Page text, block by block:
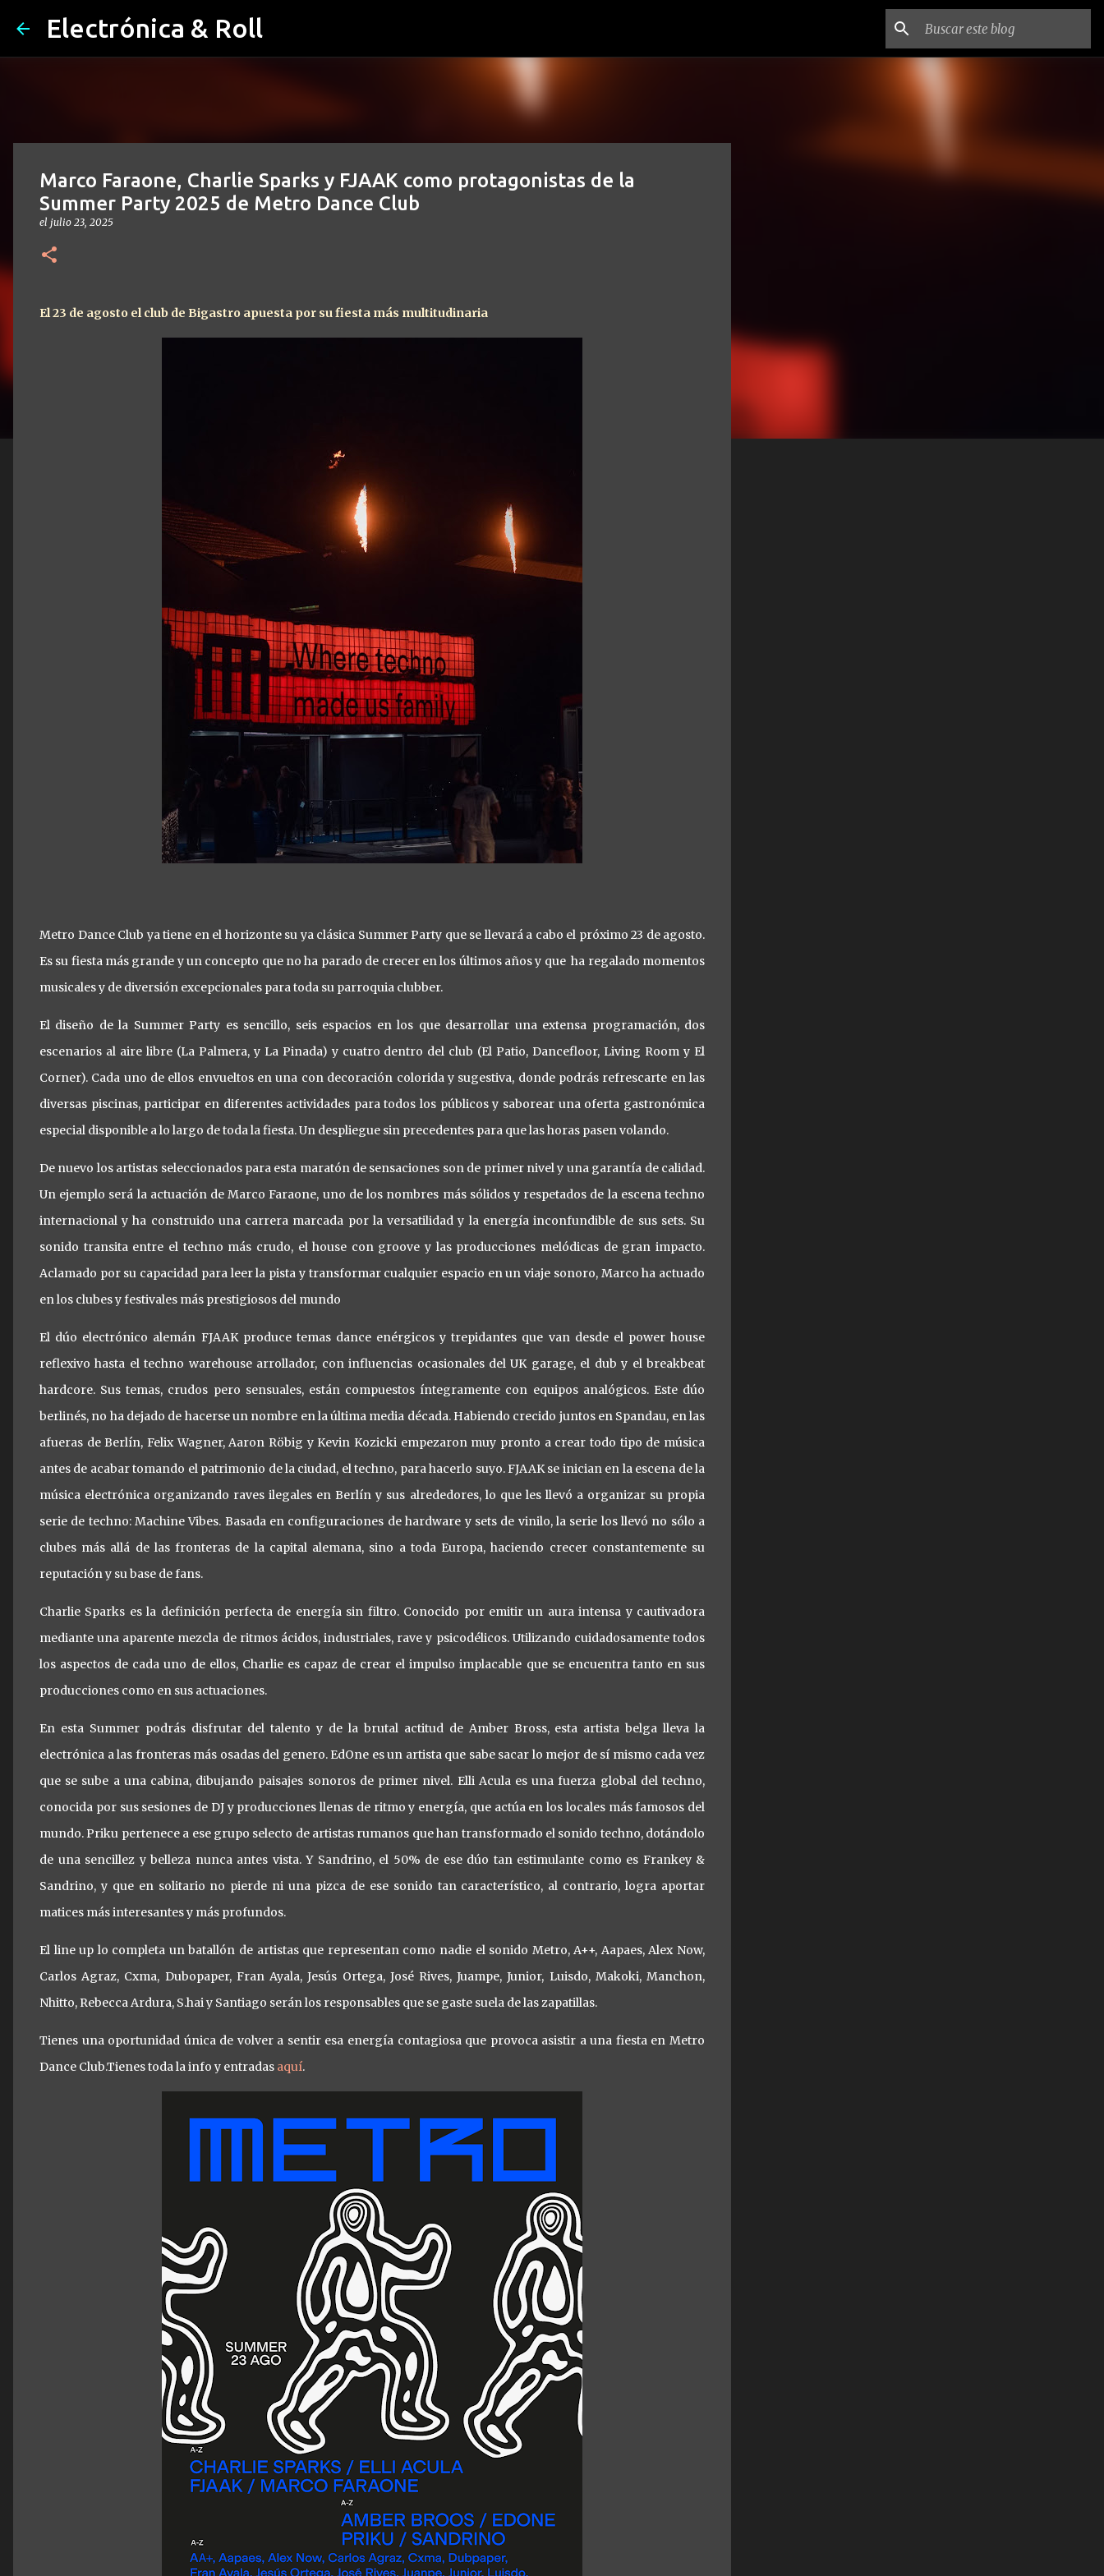
Electrónica & Roll
Marco Faraone, Charlie Sparks y FJAAK como protagonistas de la
Summer Party 2025 de Metro Dance Club
el julio 23, 2025
El 23 de agosto el club de Bigastro apuesta por su fiesta más multitudinaria
Metro Dance Club ya tiene en el horizonte su ya clásica Summer Party que se llevará a cabo el próximo 23 de agosto.
Es su fiesta más grande y un concepto que no ha parado de crecer en los últimos años y que ha regalado momentos
musicales y de diversión excepcionales para toda su parroquia clubber.
El diseño de la Summer Party es sencillo, seis espacios en los que desarrollar una extensa programación, dos
escenarios al aire libre (La Palmera, y La Pinada) y cuatro dentro del club (El Patio, Dancefloor, Living Room y El
Corner). Cada uno de ellos envueltos en una con decoración colorida y sugestiva, donde podrás refrescarte en las
diversas piscinas, participar en diferentes actividades para todos los públicos y saborear una oferta gastronómica
especial disponible a lo largo de toda la fiesta. Un despliegue sin precedentes para que las horas pasen volando.
De nuevo los artistas seleccionados para esta maratón de sensaciones son de primer nivel y una garantía de calidad.
Un ejemplo será la actuación de Marco Faraone, uno de los nombres más sólidos y respetados de la escena techno
internacional y ha construido una carrera marcada por la versatilidad y la energía inconfundible de sus sets. Su
sonido transita entre el techno más crudo, el house con groove y las producciones melódicas de gran impacto.
Aclamado por su capacidad para leer la pista y transformar cualquier espacio en un viaje sonoro, Marco ha actuado
en los clubes y festivales más prestigiosos del mundo
El dúo electrónico alemán FJAAK produce temas dance enérgicos y trepidantes que van desde el power house
reflexivo hasta el techno warehouse arrollador, con influencias ocasionales del UK garage, el dub y el breakbeat
hardcore. Sus temas, crudos pero sensuales, están compuestos íntegramente con equipos analógicos. Este dúo
berlinés, no ha dejado de hacerse un nombre en la última media década. Habiendo crecido juntos en Spandau, en las
afueras de Berlín, Felix Wagner, Aaron Röbig y Kevin Kozicki empezaron muy pronto a crear todo tipo de música
antes de acabar tomando el patrimonio de la ciudad, el techno, para hacerlo suyo. FJAAK se inician en la escena de la
música electrónica organizando raves ilegales en Berlín y sus alrededores, lo que les llevó a organizar su propia
serie de techno: Machine Vibes. Basada en configuraciones de hardware y sets de vinilo, la serie los llevó no sólo a
clubes más allá de las fronteras de la capital alemana, sino a toda Europa, haciendo crecer constantemente su
reputación y su base de fans.
Charlie Sparks es la definición perfecta de energía sin filtro. Conocido por emitir un aura intensa y cautivadora
mediante una aparente mezcla de ritmos ácidos, industriales, rave y psicodélicos. Utilizando cuidadosamente todos
los aspectos de cada uno de ellos, Charlie es capaz de crear el impulso implacable que se encuentra tanto en sus
producciones como en sus actuaciones.
En esta Summer podrás disfrutar del talento y de la brutal actitud de Amber Bross, esta artista belga lleva la
electrónica a las fronteras más osadas del genero. EdOne es un artista que sabe sacar lo mejor de sí mismo cada vez
que se sube a una cabina, dibujando paisajes sonoros de primer nivel. Elli Acula es una fuerza global del techno,
conocida por sus sesiones de DJ y producciones llenas de ritmo y energía, que actúa en los locales más famosos del
mundo. Priku pertenece a ese grupo selecto de artistas rumanos que han transformado el sonido techno, dotándolo
de una sencillez y belleza nunca antes vista. Y Sandrino, el 50% de ese dúo tan estimulante como es Frankey &
Sandrino, y que en solitario no pierde ni una pizca de ese sonido tan característico, al contrario, logra aportar
matices más interesantes y más profundos.
El line up lo completa un batallón de artistas que representan como nadie el sonido Metro, A++, Aapaes, Alex Now,
Carlos Agraz, Cxma, Dubopaper, Fran Ayala, Jesús Ortega, José Rives, Juampe, Junior, Luisdo, Makoki, Manchon,
Nhitto, Rebecca Ardura, S.hai y Santiago serán los responsables que se gaste suela de las zapatillas.
Tienes una oportunidad única de volver a sentir esa energía contagiosa que provoca asistir a una fiesta en Metro
Dance Club.Tienes toda la info y entradas aquí.